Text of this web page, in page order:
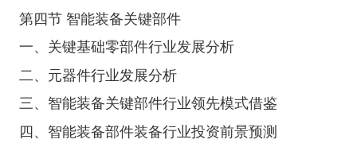
第四节 智能装备关键部件
一、关键基础零部件行业发展分析
二、元器件行业发展分析
三、智能装备关键部件行业领先模式借鉴
四、智能装备部件装备行业投资前景预测